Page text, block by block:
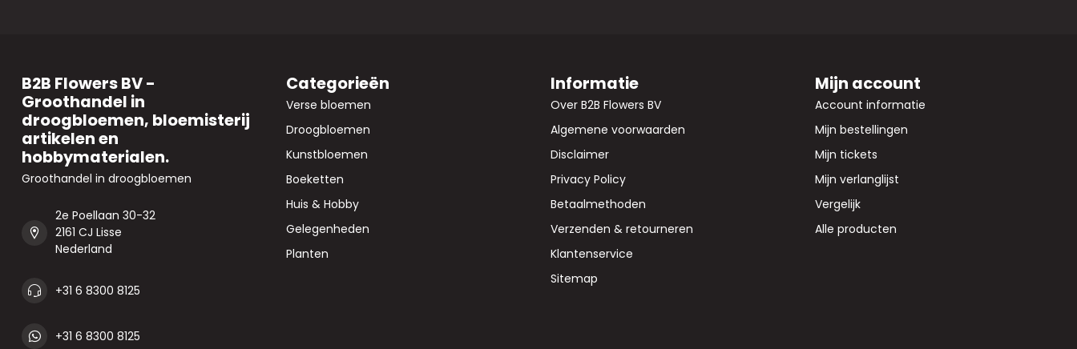
B2B Flowers BV -
Groothandel in
droogbloemen, bloemisterij
artikelen en
hobbymaterialen.
Groothandel in droogbloemen
2e Poellaan 30-32
2161 CJ Lisse
Nederland
+31 6 8300 8125
+31 6 8300 8125
Categorieën
Verse bloemen
Droogbloemen
Kunstbloemen
Boeketten
Huis & Hobby
Gelegenheden
Planten
Informatie
Over B2B Flowers BV
Algemene voorwaarden
Disclaimer
Privacy Policy
Betaalmethoden
Verzenden & retourneren
Klantenservice
Sitemap
Mijn account
Account informatie
Mijn bestellingen
Mijn tickets
Mijn verlanglijst
Vergelijk
Alle producten